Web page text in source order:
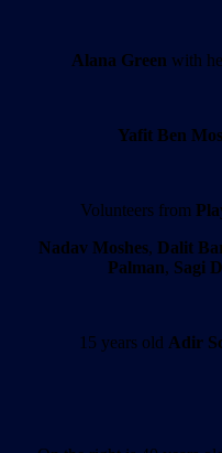
Alana Green with
Yafit Ben
Volunteers from
Nadav Moshes, Dalit
Palman, Sagi
15 years old Adir